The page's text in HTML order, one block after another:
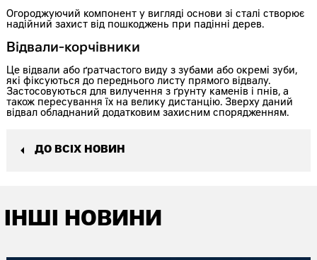
Огороджуючий компонент у вигляді основи зі сталі створює
надійний захист від пошкоджень при падінні дерев.
Відвали-корчівники
Це відвали або ґратчастого виду з зубами або окремі зуби,
які фіксуються до переднього листу прямого відвалу.
Застосовуються для вилучення з ґрунту каменів і пнів, а
також пересування їх на велику дистанцію. Зверху даний
відвал обладнаний додатковим захисним спорядженням.
ДО ВСІХ НОВИН
ІНШІ НОВИНИ